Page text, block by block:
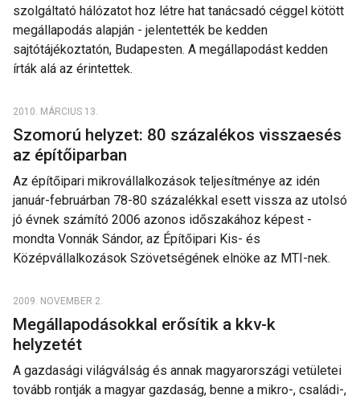
szolgáltató hálózatot hoz létre hat tanácsadó céggel kötött
megállapodás alapján - jelentették be kedden
sajtótájékoztatón, Budapesten. A megállapodást kedden
írták alá az érintettek.
2010. MÁRCIUS 13.
Szomorú helyzet: 80 százalékos visszaesés
az építőiparban
Az építőipari mikrovállalkozások teljesítménye az idén
január-februárban 78-80 százalékkal esett vissza az utolsó
jó évnek számító 2006 azonos időszakához képest -
mondta Vonnák Sándor, az Építőipari Kis- és
Középvállalkozások Szövetségének elnöke az MTI-nek.
2009. NOVEMBER 2.
Megállapodásokkal erősítik a kkv-k
helyzetét
A gazdasági világválság és annak magyarországi vetületei
tovább rontják a magyar gazdaság, benne a mikro-, családi-,